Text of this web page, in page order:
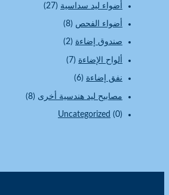
أضواء ليد سداسية (27)
أضواء الفحص (8)
صندوق إضاءة (2)
ألواح الإضاءة (7)
نفق إضاءة (6)
مصابيح ليد هندسية أخرى (8)
Uncategorized (0)